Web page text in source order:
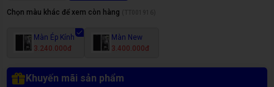
Chọn màu khác để xem còn hàng
Màn Ép Kính
3.240.000đ
Màn New
3.400.000đ
Khuyến mãi sản phẩm